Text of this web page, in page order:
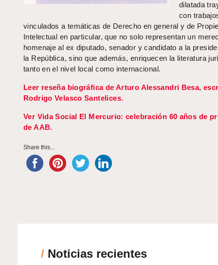
dilatada
con
vinculados a temáticas de Derecho en general y de
Intelectual en particular, que no solo representan un
homenaje al ex diputado, senador y candidato a la
la República, sino que además, enriquecen la literatura
tanto en el nivel local como internacional.
Leer reseña biográfica de Arturo Alessandri Besa,
Rodrigo Velasco Santelices.
Ver Vida Social El Mercurio: celebración 60 años de
de AAB.
Share this...
/ Noticias recientes